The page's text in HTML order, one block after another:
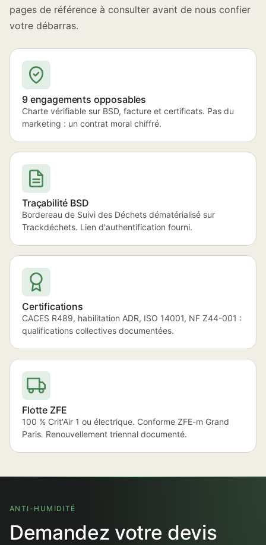
pages de référence à consulter avant de nous confier
votre débarras.
9 engagements opposables
Charte vérifiable sur BSD, facture et certificats. Pas du
marketing : un contrat moral chiffré.
Traçabilité BSD
Bordereau de Suivi des Déchets dématérialisé sur
Trackdéchets. Lien d'authentification fourni.
Certifications
CACES R489, habilitation ADR, ISO 14001, NF Z44-001 :
qualifications collectives documentées.
Flotte ZFE
100 % Crit'Air 1 ou électrique. Conforme ZFE-m Grand
Paris. Renouvellement triennal documenté.
ANTI-HUMIDITÉ
Demandez votre devis